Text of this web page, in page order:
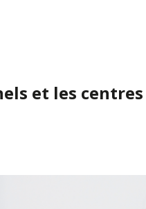
et les centres